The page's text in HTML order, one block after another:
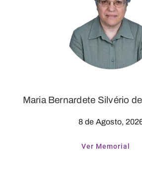
Maria Bernardete Silvério
8 de Agosto,
Ver Memorial